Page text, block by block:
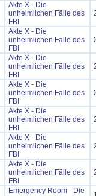
Akte X - Die
unheimlichen Fälle des
FBI
Akte X - Die
unheimlichen Fälle des
FBI
Akte X - Die
unheimlichen Fälle des
FBI
Akte X - Die
unheimlichen Fälle des
FBI
Akte X - Die
unheimlichen Fälle des
FBI
Akte X - Die
unheimlichen Fälle des
FBI
Akte X - Die
unheimlichen Fälle des
FBI
Emergency Room - Die